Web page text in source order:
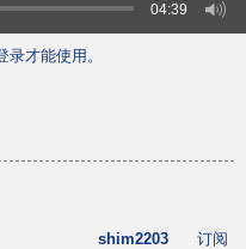
04:39
才能使用。
shim2203 订阅